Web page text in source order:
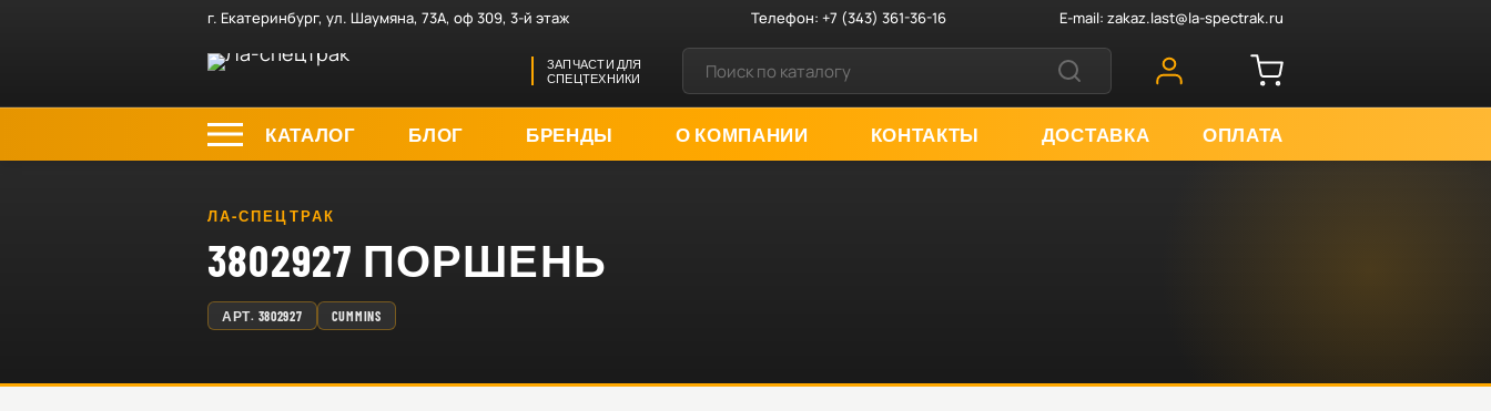
г. Екатеринбург, ул. Шаумяна, 73А, оф 309, 3-й этаж Телефон:+7 (343) 361-36-16 E-mail: zakaz.last@la-spectrak.ru
ЗАПЧАСТИ ДЛЯ
СПЕЦТЕХНИКИ
КАТАЛОГ БЛОГ БРЕНДЫ О КОМПАНИИ КОНТАКТЫ ДОСТАВКА ОПЛАТА
ЛА-СПЕЦТРАК
3802927 ПОРШЕНЬ
АРТ. 3802927 CUMMINS